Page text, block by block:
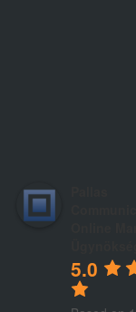
5.0